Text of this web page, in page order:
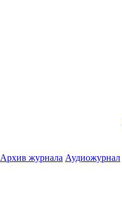
Архив журнала Аудиожурнал